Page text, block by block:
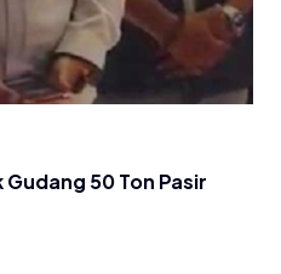
50 Ton Pasir